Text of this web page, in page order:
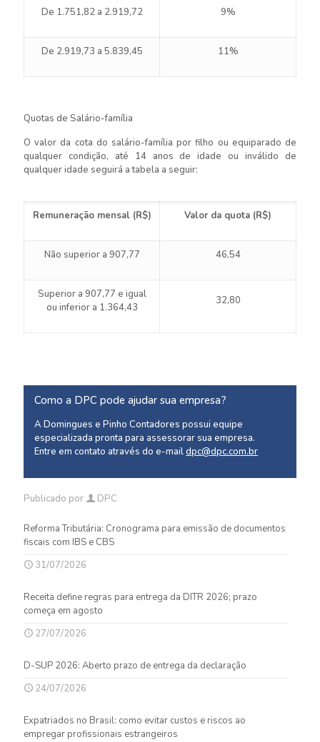
De 1.751,82 a 2.919,72 9%
De 2.919,73 a 5.839,45 11%
Quotas de Salário-família
O valor da cota do salário-família por filho ou equiparado de
qualquer condição, até 14 anos de idade ou inválido de
qualquer idade seguirá a tabela a seguir:
Remuneração mensal (R$) Valor da quota (R$)
Não superior a 907,77 46,54
Superior a 907,77 e igual
ou inferior a 1.364,43
32,80
Como a DPC pode ajudar sua empresa?
A Domingues e Pinho Contadores possui equipe
especializada pronta para assessorar sua empresa.
Entre em contato através do e-maildpc@dpc.com.br
Publicado por DPC
Reforma Tributária: Cronograma para emissão de documentos
fiscais com IBS e CBS
31/07/2026
Receita define regras para entrega da DITR 2026; prazo
começa em agosto
27/07/2026
D-SUP 2026: Aberto prazo de entrega da declaração
24/07/2026
Expatriados no Brasil: como evitar custos e riscos ao
empregar profissionais estrangeiros